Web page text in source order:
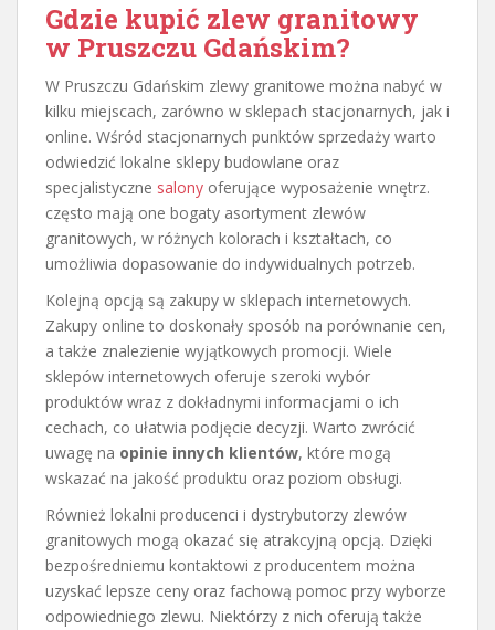
Gdzie kupić zlew granitowy
w Pruszczu Gdańskim?
W Pruszczu Gdańskim zlewy granitowe można nabyć w
kilku miejscach, zarówno w sklepach stacjonarnych, jak i
online. Wśród stacjonarnych punktów sprzedaży warto
odwiedzić lokalne sklepy budowlane oraz
specjalistyczne salony oferujące wyposażenie wnętrz.
często mają one bogaty asortyment zlewów
granitowych, w różnych kolorach i kształtach, co
umożliwia dopasowanie do indywidualnych potrzeb.
Kolejną opcją są zakupy w sklepach internetowych.
Zakupy online to doskonały sposób na porównanie cen,
a także znalezienie wyjątkowych promocji. Wiele
sklepów internetowych oferuje szeroki wybór
produktów wraz z dokładnymi informacjami o ich
cechach, co ułatwia podjęcie decyzji. Warto zwrócić
uwagę na opinie innych klientów, które mogą
wskazać na jakość produktu oraz poziom obsługi.
Również lokalni producenci i dystrybutorzy zlewów
granitowych mogą okazać się atrakcyjną opcją. Dzięki
bezpośredniemu kontaktowi z producentem można
uzyskać lepsze ceny oraz fachową pomoc przy wyborze
odpowiedniego zlewu. Niektórzy z nich oferują także